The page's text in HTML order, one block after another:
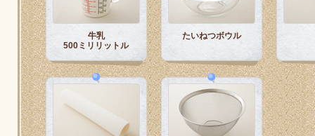
すしラボ
ぽん酢サワー
納豆の豆知識
鍋奉行マニュアル
ミツカンのCM
各部門が大切にしていること
おいしさと健康への取り組み
キッザニア東京「ぽん酢工房」
お問い合わせ
地図から取り扱い店舗を探す
ミツカン公式通販
牛乳
500ミリリットル
たいねつボウル